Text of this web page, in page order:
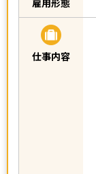
仕事内容